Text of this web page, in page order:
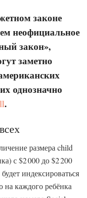
законе
неофициальное
закон»,
заметно
однозначно
.
размера child
с $2 000 до $2 200
индексироваться
каждого ребёнка